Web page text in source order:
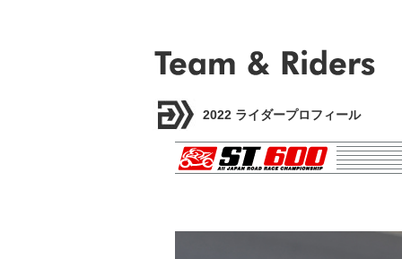
2022 ライダープロフィール